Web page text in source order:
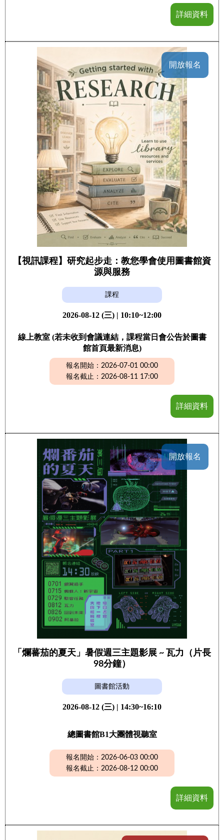
詳細資料
開放報名
【視訊課程】研究起步走：教您學會使用圖書館資
源與服務
課程
2026-08-12 (三) | 10:10~12:00
線上教室 (若未收到會議連結，課程當日會公告於圖書
館首頁最新消息)
報名開始：2026-07-01 00:00
報名截止：2026-08-11 17:00
詳細資料
開放報名
「爛蕃茄的夏天」暑假週三主題影展 ~ 瓦力（片長
98分鐘）
圖書館活動
2026-08-12 (三) | 14:30~16:10
總圖書館B1大團體視聽室
報名開始：2026-06-03 00:00
報名截止：2026-08-12 00:00
詳細資料